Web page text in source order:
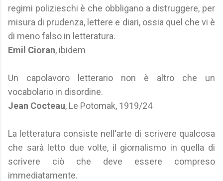
regimi polizieschi è che obbligano a distruggere, per
misura di prudenza, lettere e diari, ossia quel che vi è
di meno falso in letteratura.
Emil Cioran, ibidem
Un capolavoro letterario non è altro che un
vocabolario in disordine.
Jean Cocteau, Le Potomak, 1919/24
La letteratura consiste nell'arte di scrivere qualcosa
che sarà letto due volte, il giornalismo in quella di
scrivere ciò che deve essere compreso
immediatamente.